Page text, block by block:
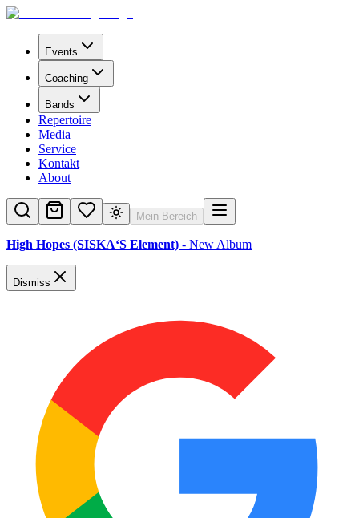
Events
Coaching
Bands
Repertoire
Media
Service
Kontakt
About
Mein Bereich
High Hopes (SISKA‘S Element) - New Album
Dismiss